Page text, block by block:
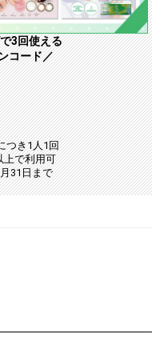
3回使える
コード／
つき1人1回
上で利用可
31日まで